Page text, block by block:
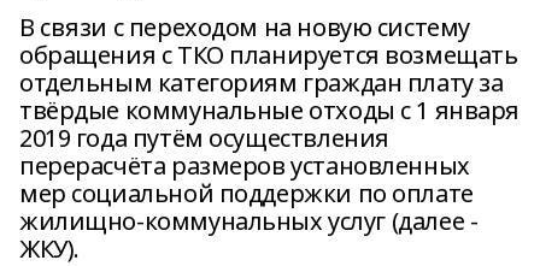
В связи с переходом на новую систему
обращения с ТКО планируется возмещать
отдельным категориям граждан плату за
твёрдые коммунальные отходы с 1 января
2019 года путём осуществления
перерасчёта размеров установленных
мер социальной поддержки по оплате
жилищно-коммунальных услуг (далее -
ЖКУ).